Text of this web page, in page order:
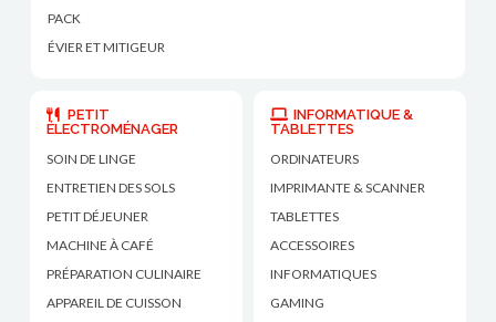
PACK
ÉVIER ET MITIGEUR
PETIT
ÉLECTROMÉNAGER
SOIN DE LINGE
ENTRETIEN DES SOLS
PETIT DÉJEUNER
MACHINE À CAFÉ
PRÉPARATION CULINAIRE
APPAREIL DE CUISSON
INFORMATIQUE &
TABLETTES
ORDINATEURS
IMPRIMANTE & SCANNER
TABLETTES
ACCESSOIRES
INFORMATIQUES
GAMING